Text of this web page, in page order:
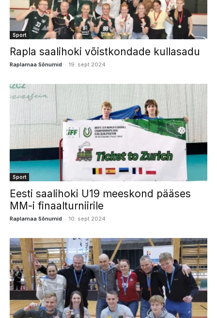
Sport
Rapla saalihoki võistkondade kullasadu
Raplamaa Sõnumid - 19. sept 2024
Sport
Eesti saalihoki U19 meeskond pääses
MM-i finaalturniirile
Raplamaa Sõnumid - 10. sept 2024